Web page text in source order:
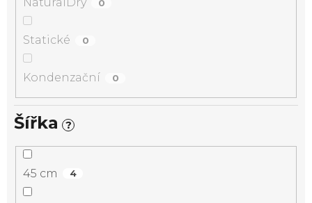
0
Statické 0
Kondenzační 0
Šířka ?
45 cm 4